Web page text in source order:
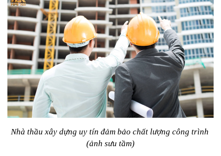
Nhà thầu xây dựng uy tín đảm bảo chất lượng công trình
(ảnh sưu tầm)